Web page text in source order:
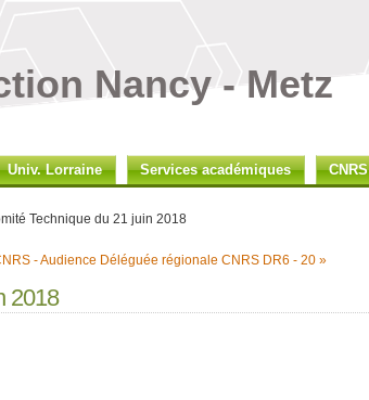
Nancy - Metz
Univ. Lorraine Services académiques CNRS
Technique du 21 juin 2018
- Audience Déléguée régionale CNRS DR6 - 20 »
2018